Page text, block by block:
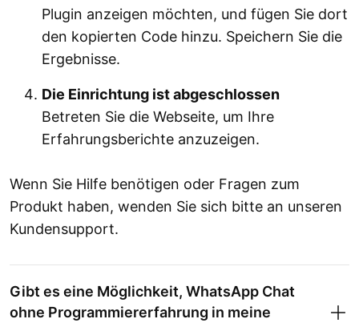
Plugin anzeigen möchten, und fügen Sie dort
den kopierten Code hinzu. Speichern Sie die
Ergebnisse.
Die Einrichtung ist abgeschlossen
Betreten Sie die Webseite, um Ihre
Erfahrungsberichte anzuzeigen.
Wenn Sie Hilfe benötigen oder Fragen zum
Produkt haben, wenden Sie sich bitte an unseren
Kundensupport.
Gibt es eine Möglichkeit, WhatsApp Chat
ohne Programmiererfahrung in meine